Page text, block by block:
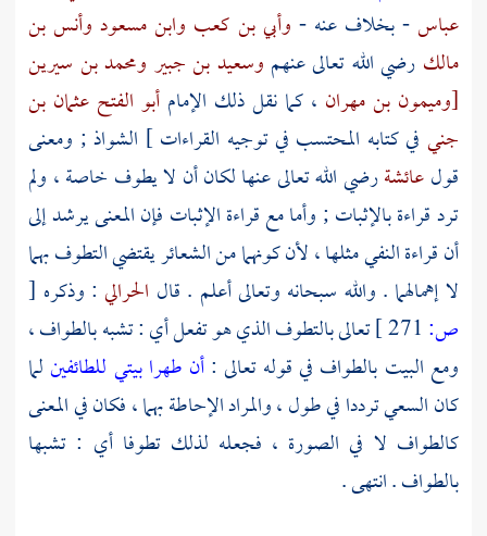
عباس- بخلاف عنه - وأبي بن كعب وابن مسعود وأنس بن
مالك رضي الله تعالى عنهم وسعيد بن جبير ومحمد بن سيرين
[وميمون بن مهران ، كما نقل ذلك الإمام أبو الفتح عثمان بن
جني في كتابه المحتسب في توجيه القراءات ] الشواذ ; ومعنى
قولعائشةرضي الله تعالى عنها لكان أن لا يطوف خاصة ، ولم
ترد قراءة بالإثبات ; وأما مع قراءة الإثبات فإن المعنى يرشد إلى
أن قراءة النفي مثلها ، لأن كونهما من الشعائر يقتضي التطوف بهما
لا إهمالهما . والله سبحانه وتعالى أعلم . قال الحرالي : وذكره [
ص:
تعالى بالتطوف الذي هو تفعل أي : تشبه بالطواف ،
ومع البيت بالطواف في قوله تعالى :أن طهرا بيتي للطائفينلما
كان السعي ترددا في طول ، والمراد الإحاطة بهما ، فكان في المعنى
كالطواف لا في الصورة ، فجعله لذلك تطوفا أي : تشبها
بالطواف . انتهى .